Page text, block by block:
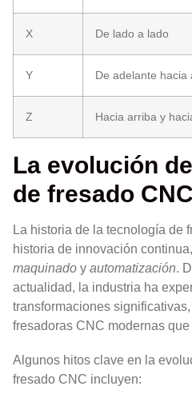
X De lado a lado
Y De adelante hacia
Z Hacia arriba y
La evolución
de fresado CNC
La historia de la tecnología de
historia de innovación
maquinado y automatización.
actualidad, la industria ha
transformaciones
fresadoras CNC modernas
Algunos hitos clave en la
fresado CNC incluyen: